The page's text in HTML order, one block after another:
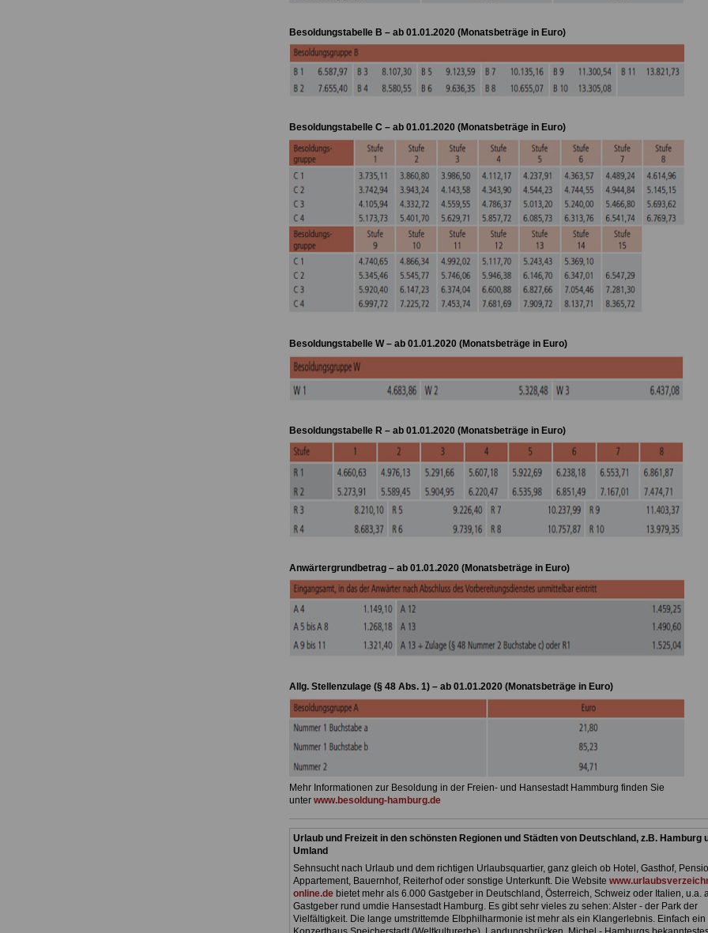
Besoldungstabelle B – ab 01.01.2020 (Monatsbeträge in Euro)
Besoldungstabelle C – ab 01.01.2020 (Monatsbeträge in Euro)
Besoldungstabelle W – ab 01.01.2020 (Monatsbeträge in Euro)
Besoldungstabelle R – ab 01.01.2020 (Monatsbeträge in Euro)
Anwärtergrundbetrag – ab 01.01.2020 (Monatsbeträge in Euro)
Allg. Stellenzulage (§ 48 Abs. 1) – ab 01.01.2020 (Monatsbeträge in Euro)
Mehr Informationen zur Besoldung in der Freien- und Hansestadt Hammburg finden Sie
unter www.besoldung-hamburg.de
Urlaub und Freizeit in den schönsten Regionen und Städten von Deutschland, z.B. Hamburg
Umland
Sehnsucht nach Urlaub und dem richtigen Urlaubsquartier, ganz gleich ob Hotel, Gasthof,
Appartement, Bauernhof, Reiterhof oder sonstige Unterkunft. Die Website
online.debietet mehr als 6.000 Gastgeber in Deutschland, Österreich, Schweiz oder Italien, u.a.
Gastgeber rund umdie Hansestadt Hamburg. Es gibt sehr vieles zu sehen: Alster - der Park der
Vielfältigkeit. Die lange umstrittemde Elbphilharmonie ist mehr als ein Klangerlebnis. Einfach ein